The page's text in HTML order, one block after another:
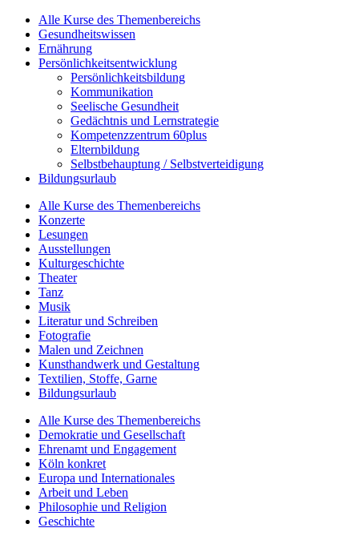
Alle Kurse des Themenbereichs
Gesundheitswissen
Ernährung
Persönlichkeitsentwicklung
Persönlichkeitsbildung
Kommunikation
Seelische Gesundheit
Gedächtnis und Lernstrategie
Kompetenzzentrum 60plus
Elternbildung
Selbstbehauptung / Selbstverteidigung
Bildungsurlaub
Alle Kurse des Themenbereichs
Konzerte
Lesungen
Ausstellungen
Kulturgeschichte
Theater
Tanz
Musik
Literatur und Schreiben
Fotografie
Malen und Zeichnen
Kunsthandwerk und Gestaltung
Textilien, Stoffe, Garne
Bildungsurlaub
Alle Kurse des Themenbereichs
Demokratie und Gesellschaft
Ehrenamt und Engagement
Köln konkret
Europa und Internationales
Arbeit und Leben
Philosophie und Religion
Geschichte